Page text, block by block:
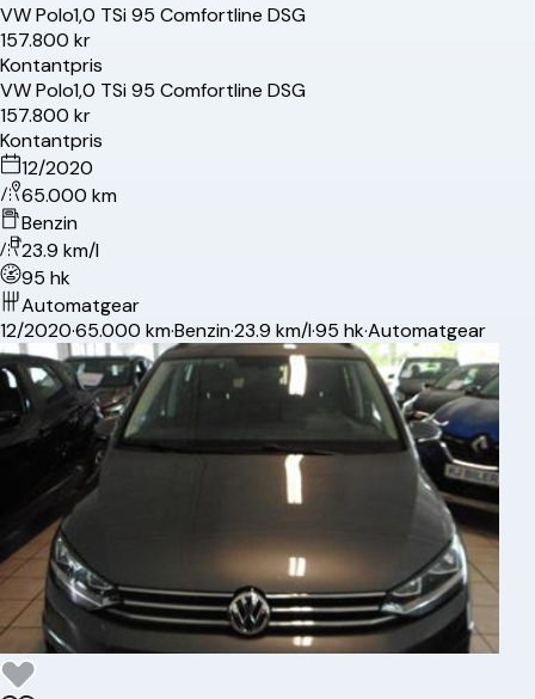
VWPolo1,0 TSi 95 Comfortline DSG
157.800 kr
Kontantpris
VWPolo1,0 TSi 95 Comfortline DSG
157.800 kr
Kontantpris
12/2020
65.000 km
Benzin
23.9 km/l
95 hk
Automatgear
12/2020·65.000 km·Benzin·23.9 km/l·95 hk·Automatgear